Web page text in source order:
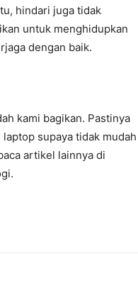
hindari juga tidak
untuk menghidupkan
dengan baik.
kami bagikan. Pastinya
supaya tidak mudah
artikel lainnya di